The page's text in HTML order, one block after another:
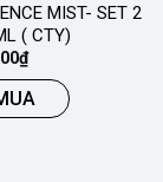
MIST- SET 2
( CTY)
₫